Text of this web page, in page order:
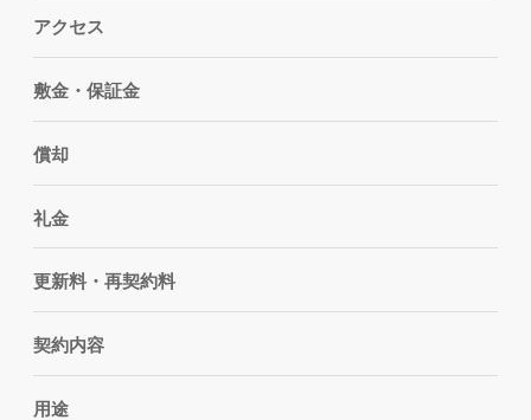
アクセス
敷金・保証金
償却
礼金
更新料・再契約料
契約内容
用途